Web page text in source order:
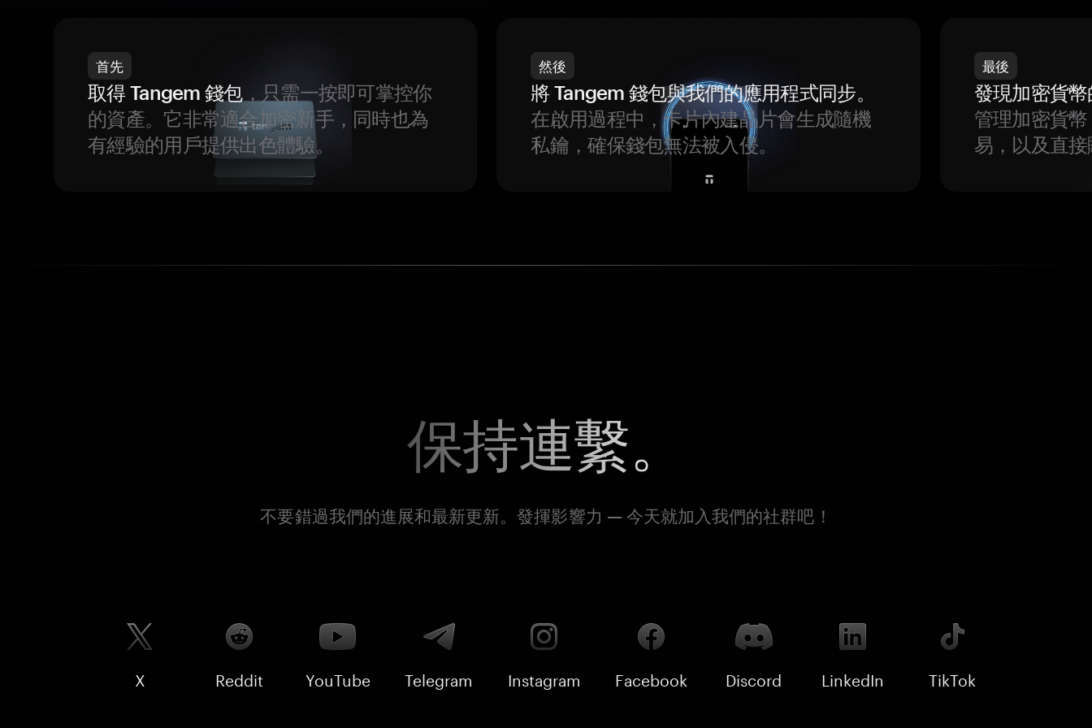
首先
取得 Tangem 錢包，只需一按即可掌控你
的資產。它非常適合加密新手，同時也為
有經驗的用戶提供出色體驗。
然後
將 Tangem 錢包與我們的應用程式同步。
在啟用過程中，卡片內建晶片會生成隨機
私鑰，確保錢包無法被入侵。
最後
發現加密貨
管理加密貨
易，以及直
保持連繫。
不要錯過我們的進展和最新更新。發揮影響力 — 今天就加入我們的社群吧！
X Reddit YouTube Telegram Instagram Facebook Discord LinkedIn TikTok